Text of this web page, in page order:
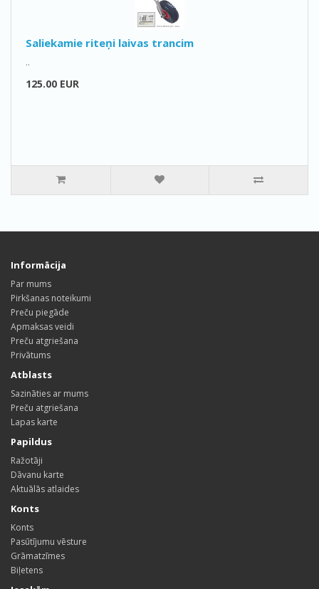
Saliekamie riteņi laivas trancim
..
125.00 EUR
Informācija
Par mums
Pirkšanas noteikumi
Preču piegāde
Apmaksas veidi
Preču atgriešana
Privātums
Atblasts
Sazināties ar mums
Preču atgriešana
Lapas karte
Papildus
Ražotāji
Dāvanu karte
Aktuālās atlaides
Konts
Konts
Pasūtījumu vēsture
Grāmatzīmes
Biļetens